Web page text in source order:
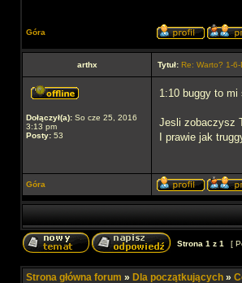
Góra
arthx Tytuł: Re: Warto? 1-6-
Dołączył(a): So cze 25, 2016
3:13 pm
Posty: 53
1:10 buggy to
Jesli zobaczysz
I prawie jak
Góra
Strona 1 z 1 [
Strona główna forum » Dla początkujących »